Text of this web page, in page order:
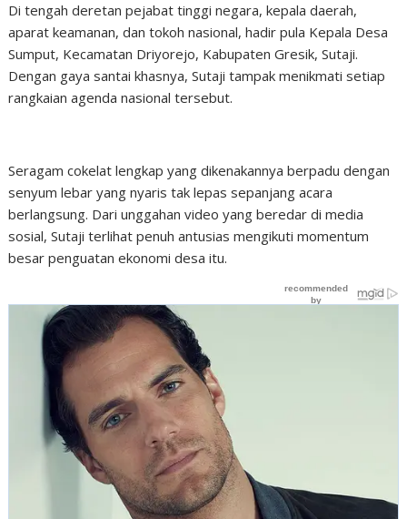
Di tengah deretan pejabat tinggi negara, kepala daerah,
aparat keamanan, dan tokoh nasional, hadir pula Kepala Desa
Sumput, Kecamatan Driyorejo, Kabupaten Gresik, Sutaji.
Dengan gaya santai khasnya, Sutaji tampak menikmati setiap
rangkaian agenda nasional tersebut.
Seragam cokelat lengkap yang dikenakannya berpadu dengan
senyum lebar yang nyaris tak lepas sepanjang acara
berlangsung. Dari unggahan video yang beredar di media
sosial, Sutaji terlihat penuh antusias mengikuti momentum
besar penguatan ekonomi desa itu.